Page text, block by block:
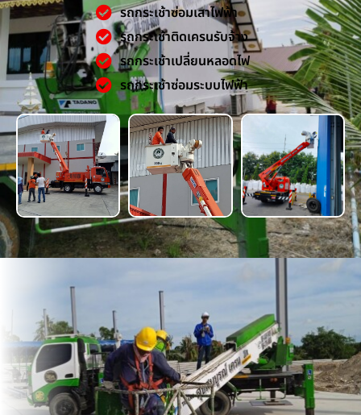
รถกระเช้าซ่อมเสาไฟฟ้า
รถกระเช้าติดเครนรับจ้าง
รถกระเช้าเปลี่ยนหลอดไฟ
รถกระเช้าซ่อมระบบไฟฟ้า